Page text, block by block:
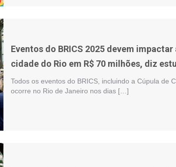
Eventos do BRICS 2025 devem
cidade do Rio em R$ 70 milhões, diz
Todos os eventos do BRICS, incluindo a Cúpula de
ocorre no Rio de Janeiro nos dias […]